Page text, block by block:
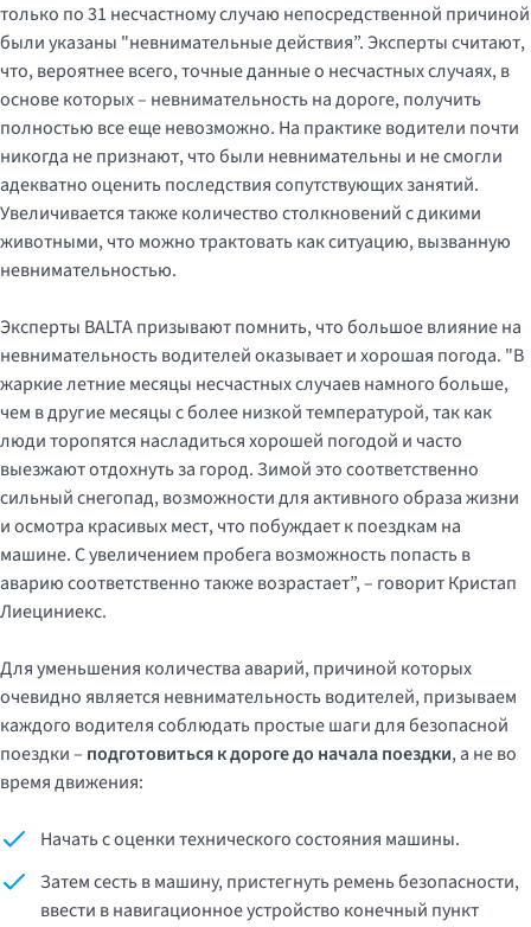
только по 31 несчастному случаю непосредственной причиной
были указаны "невнимательные действия”. Эксперты считают,
что, вероятнее всего, точные данные о несчастных случаях, в
основе которых – невнимательность на дороге, получить
полностью все еще невозможно. На практике водители почти
никогда не признают, что были невнимательны и не смогли
адекватно оценить последствия сопутствующих занятий.
Увеличивается также количество столкновений с дикими
животными, что можно трактовать как ситуацию, вызванную
невнимательностью.
Эксперты BALTA призывают помнить, что большое влияние на
невнимательность водителей оказывает и хорошая погода. "В
жаркие летние месяцы несчастных случаев намного больше,
чем в другие месяцы с более низкой температурой, так как
люди торопятся насладиться хорошей погодой и часто
выезжают отдохнуть за город. Зимой это соответственно
сильный снегопад, возможности для активного образа жизни
и осмотра красивых мест, что побуждает к поездкам на
машине. С увеличением пробега возможность попасть в
аварию соответственно также возрастает”, – говорит Кристап
Лиециниекс.
Для уменьшения количества аварий, причиной которых
очевидно является невнимательность водителей, призываем
каждого водителя соблюдать простые шаги для безопасной
поездки – подготовиться к дороге до начала поездки, а не во
время движения:
Начать с оценки технического состояния машины.
Затем сесть в машину, пристегнуть ремень безопасности,
ввести в навигационное устройство конечный пункт